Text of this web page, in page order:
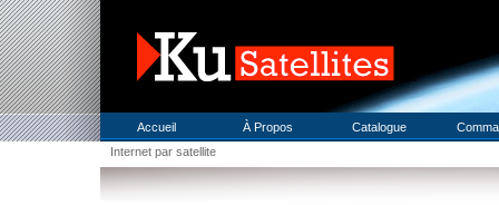
Accueil À Propos Catalogue
Internet par satellite